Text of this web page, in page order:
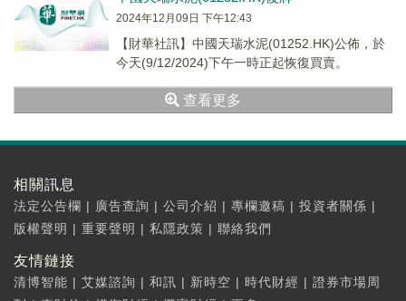
2024年12月09日 下午12:43
【財華社訊】中國天瑞水泥(01252.HK)公佈，於
今天(9/12/2024)下午一時正起恢復買賣。
查看更多
相關訊息
法定公告欄 | 廣告查詢 | 公司介紹 | 專欄邀稿 | 投資者關係 |
版權聲明 | 重要聲明 | 私隱政策 | 聯絡我們
友情鏈接
清博智能 | 艾媒諮詢 | 和訊 | 新時空 | 時代財經 | 證券市場周